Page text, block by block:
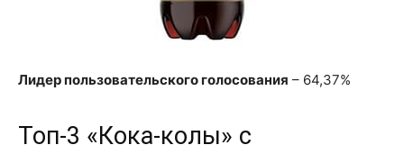
Лидер пользовательского голосования – 64,37%
Топ-3 «Кока-колы» с